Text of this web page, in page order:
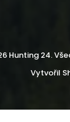
Vytvořil
Hunting 24.